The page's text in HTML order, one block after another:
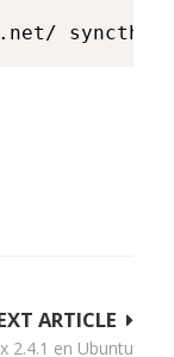
ARTICLE
2.4.1 en Ubuntu